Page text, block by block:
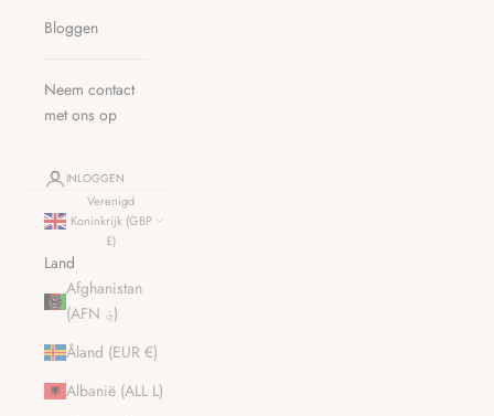
Bloggen
Neem contact
met ons op
INLOGGEN
Verenigd
Koninkrijk (GBP
£)
Land
Afghanistan
(AFN ؋)
Åland (EUR €)
Albanië (ALL L)